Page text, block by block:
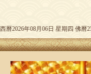
西曆2026年08月06日 星期四 佛曆